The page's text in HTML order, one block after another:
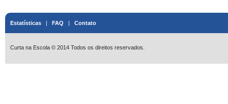
Estatísticas | FAQ | Contato
Curta na Escola © 2014 Todos os direitos reservados.